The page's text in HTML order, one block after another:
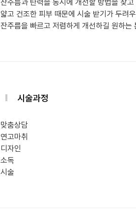
잔주름과 탄력을 동시에 개선할 방법을 찾고
얇고 건조한 피부 때문에 시술 받기가 두려
잔주름을 빠르고 저렴하게 개선하길 원하는
시술과정
맞춤상담
연고마취
디자인
소독
시술